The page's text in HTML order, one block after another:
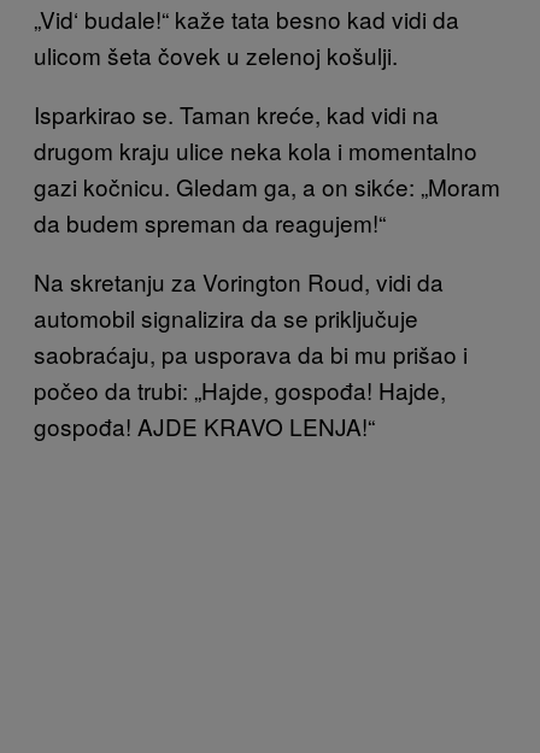
„Vid‘ budale!“ kaže tata besno kad vidi da
ulicom šeta čovek u zelenoj košulji.
Isparkirao se. Taman kreće, kad vidi na
drugom kraju ulice neka kola i momentalno
gazi kočnicu. Gledam ga, a on sikće: „Moram
da budem spreman da reagujem!“
Na skretanju za Vorington Roud, vidi da
automobil signalizira da se priključuje
saobraćaju, pa usporava da bi mu prišao i
počeo da trubi: „Hajde, gospođa! Hajde,
gospođa! AJDE KRAVO LENJA!“